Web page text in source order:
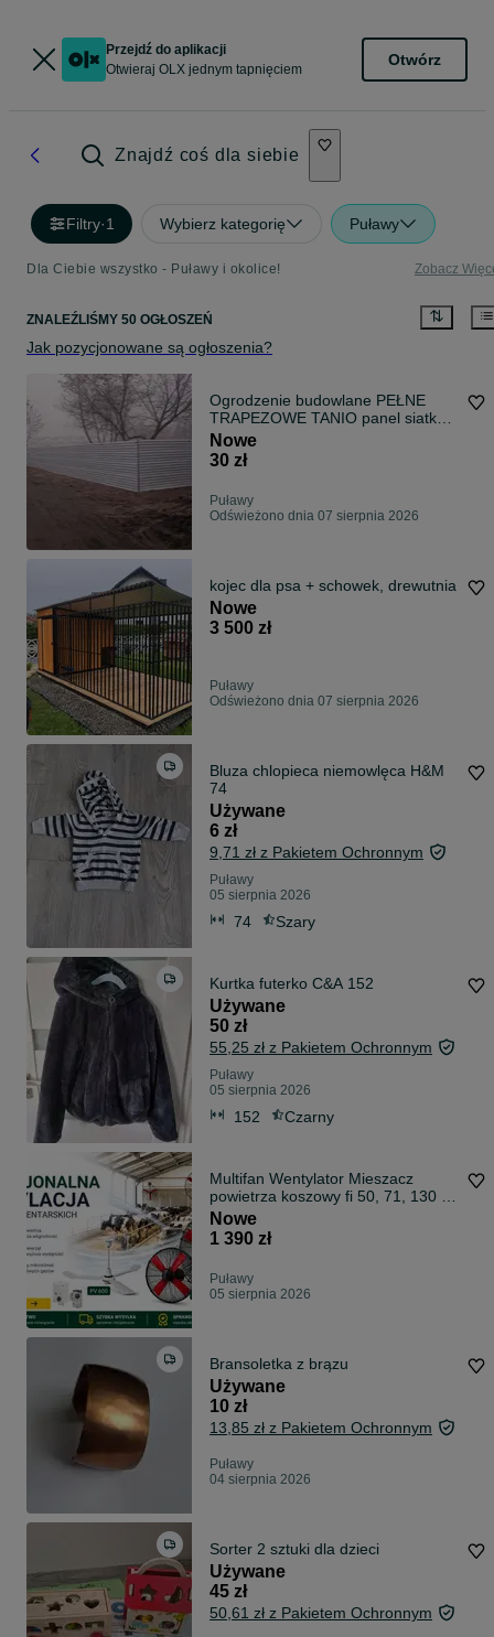
Przejdź do aplikacji
Otwieraj OLX jednym tapnięciem
Otwórz
Znajdź coś dla siebie
Filtry·1 Wybierz kategorię Puławy
Dla Ciebie wszystko - Puławy i okolice! Zobacz
ZNALEŹLIŚMY 50 OGŁOSZEŃ
Jak pozycjonowane są ogłoszenia?
Ogrodzenie budowlane PEŁNE
TRAPEZOWE TANIO panel siatka
OD RĘKI
Nowe
30 zł
Puławy
Odświeżono dnia 07 sierpnia 2026
kojec dla psa + schowek, drewutnia
Nowe
3 500 zł
Puławy
Odświeżono dnia 07 sierpnia 2026
Bluza chlopieca niemowlęca H&M
74
Używane
6 zł
9,71 zł z Pakietem Ochronnym
Puławy
05 sierpnia 2026
74 Szary
Kurtka futerko C&A 152
Używane
50 zł
55,25 zł z Pakietem Ochronnym
Puławy
05 sierpnia 2026
152 Czarny
Multifan Wentylator Mieszacz
powietrza koszowy fi 50, 71, 130 do
obory,stajni
Nowe
1 390 zł
Puławy
05 sierpnia 2026
Bransoletka z brązu
Używane
10 zł
13,85 zł z Pakietem Ochronnym
Puławy
04 sierpnia 2026
Sorter 2 sztuki dla dzieci
Używane
45 zł
50,61 zł z Pakietem Ochronnym